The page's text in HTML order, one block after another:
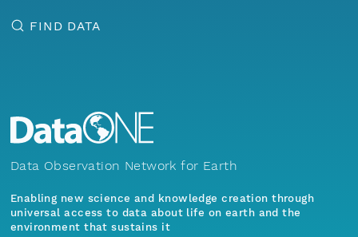
FIND DATA
Data Observation Network for Earth
Enabling new science and knowledge creation through
universal access to data about life on earth and the
environment that sustains it